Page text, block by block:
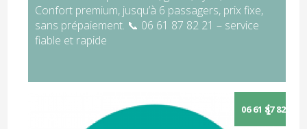
Confort premium, jusqu’à 6 passagers, prix fixe,
sans prépaiement. 📞 06 61 87 82 21 – service
fiable et rapide